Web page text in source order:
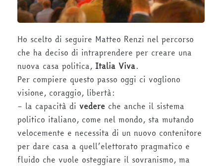
Ho scelto di seguire Matteo Renzi nel percorso
che ha deciso di intraprendere per creare una
nuova casa politica, Italia Viva.
Per compiere questo passo oggi ci vogliono
visione, coraggio, libertà:
– la capacità di vedere che anche il sistema
politico italiano, come nel mondo, sta mutando
velocemente e necessita di un nuovo contenitore
per dare casa a quell’elettorato pragmatico e
fluido che vuole osteggiare il sovranismo, ma